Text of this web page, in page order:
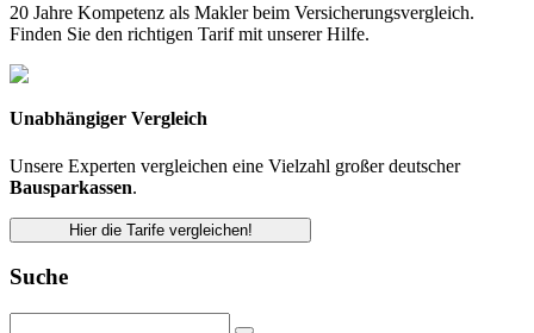
20 Jahre Kompetenz als Makler beim Versicherungsvergleich.
Finden Sie den richtigen Tarif mit unserer Hilfe.
Unabhängiger Vergleich
Unsere Experten vergleichen eine Vielzahl großer deutscher
Bausparkassen.
Hier die Tarife vergleichen!
Suche